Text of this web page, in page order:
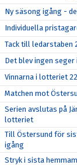
Ny säsong igång -
Individuella
Tack till ledarstaben
Det blev ingen seger
Vinnarna i lotteriet
Matchen mot
Serien avslutas på
lotteriet
Till Östersund för
igång
Stryk i sista